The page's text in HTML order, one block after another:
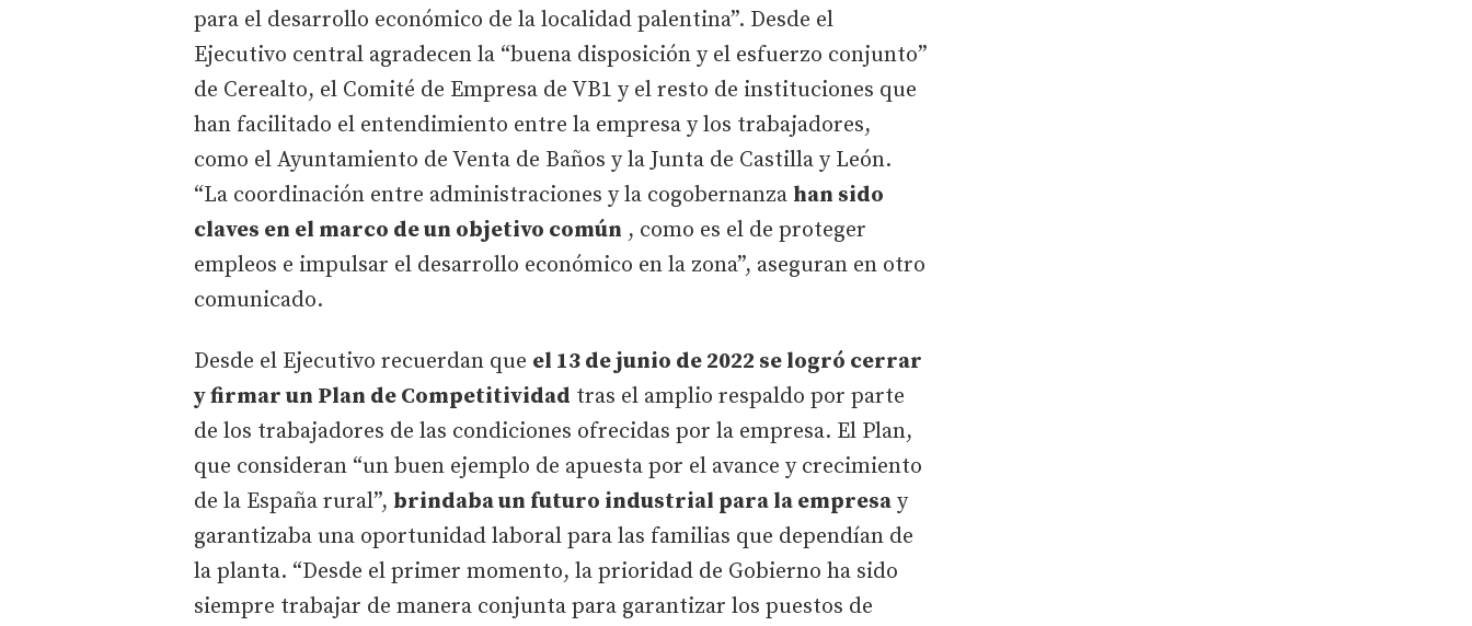
para el desarrollo económico de la localidad palentina”. Desde el
Ejecutivo central agradecen la “buena disposición y el esfuerzo conjunto”
de Cerealto, el Comité de Empresa de VB1 y el resto de instituciones que
han facilitado el entendimiento entre la empresa y los trabajadores,
como el Ayuntamiento de Venta de Baños y la Junta de Castilla y León.
“La coordinación entre administraciones y la cogobernanza han sido
claves en el marco de un objetivo común , como es el de proteger
empleos e impulsar el desarrollo económico en la zona”, aseguran en otro
comunicado.
Desde el Ejecutivo recuerdan que el 13 de junio de 2022 se logró cerrar
y firmar un Plan de Competitividad tras el amplio respaldo por parte
de los trabajadores de las condiciones ofrecidas por la empresa. El Plan,
que consideran “un buen ejemplo de apuesta por el avance y crecimiento
de la España rural”, brindaba un futuro industrial para la empresa y
garantizaba una oportunidad laboral para las familias que dependían de
la planta. “Desde el primer momento, la prioridad de Gobierno ha sido
siempre trabajar de manera conjunta para garantizar los puestos de